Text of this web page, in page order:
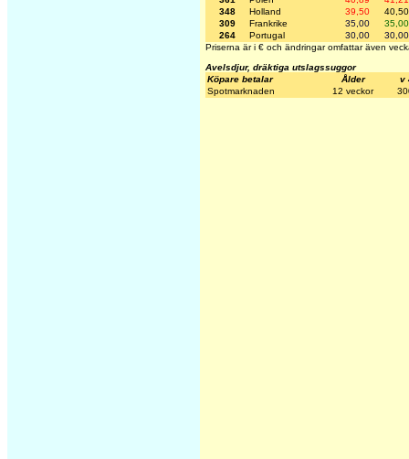
348
Holland 39,50
40,50
309
Frankrike 35,00
35,00
264
Portugal 30,00
30,00
Priserna är i € och ändringar omfattar även
Avelsdjur, dräktiga utslagssuggor
Köpare betalar
Ålder
v
Spotmarknaden
12 veckor